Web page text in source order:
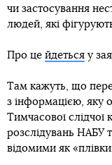
чи застосування
людей, які
Про це йдеться у
Там кажуть, що
з інформацією, яку
Тимчасової слідчої
розслідувань НАБУ
відомими як